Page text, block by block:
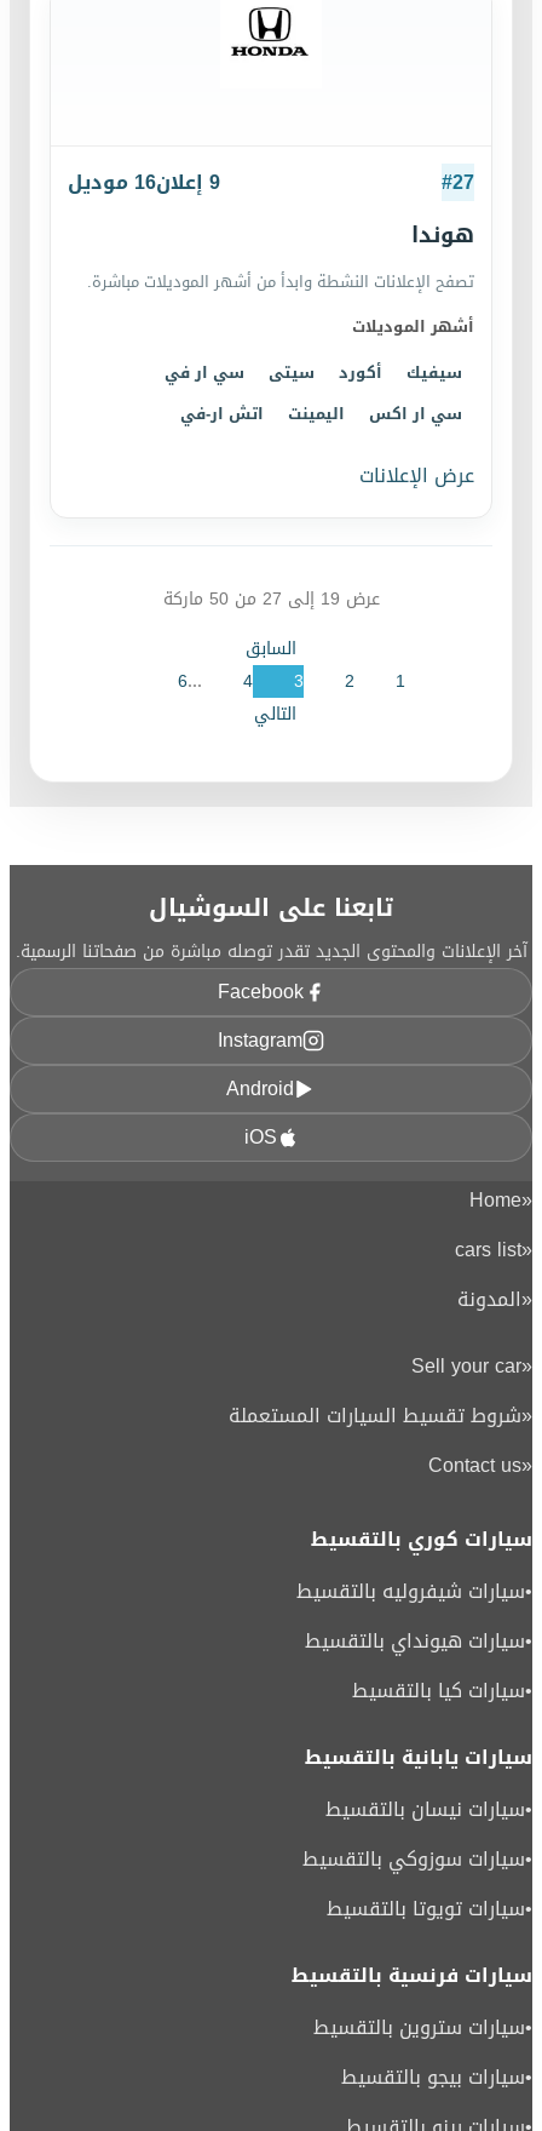
#27
9إعلان16موديل
هوندا
تصفح الإعلانات النشطة وابدأ من أشهر الموديلات مباشرة.
أشهر الموديلات
سيفيك
أكورد سيتى
سي ار في
سي ار اكس
اليمينت اتش ار-في
عرض الإعلانات
عرض 19 إلى 27 من 50 ماركة
السابق
1
2
3
4
...
6
التالي
تابعنا على السوشيال
آخر الإعلانات والمحتوى الجديد تقدر توصله مباشرة من صفحاتنا الرسمية.
Facebook
Instagram
Android
iOS
«
Home
«
cars list
«المدونة
«
Sell your car
«شروط تقسيط السيارات المستعملة
«
Contact us
سيارات كوري بالتقسيط
•سيارات شيفروليه بالتقسيط
•سيارات هيونداي بالتقسيط
•سيارات كيا بالتقسيط
سيارات يابانية بالتقسيط
•سيارات نيسان بالتقسيط
•سيارات سوزوكي بالتقسيط
•سيارات تويوتا بالتقسيط
سيارات فرنسية بالتقسيط
•سيارات ستروين بالتقسيط
•سيارات بيجو بالتقسيط